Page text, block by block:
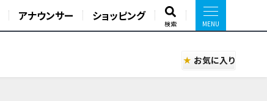
アナウンサー ショッピング
検索
お気に入り